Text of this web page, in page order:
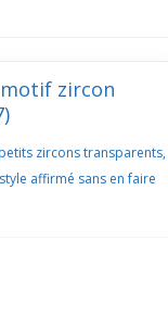
zircon
zircons transparents,
affirmé sans en faire